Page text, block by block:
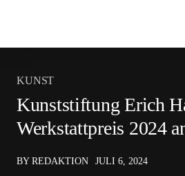
KUNST
Kunststiftung Erich
Werkstattpreis 2024
BY REDAKTION JULI 6, 2024